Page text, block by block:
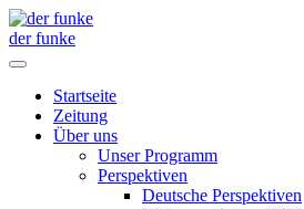
der funke
Startseite
Zeitung
Über uns
Unser Programm
Perspektiven
Deutsche Perspektiven